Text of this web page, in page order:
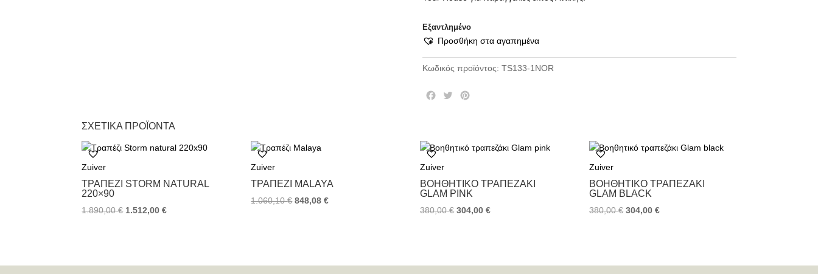
Εξαντλημένο
Προσθήκη στα αγαπημένα
Κωδικός προϊόντος: TS133-1NOR
o
k
e
s
t
ΣΧΕΤΙΚΆ ΠΡΟΪΌΝΤΑ
Zuiver
ΤΡΑΠΈΖΙ STORM NATURAL
220×90
1.890,00€ 1.512,00€
Zuiver
ΤΡΑΠΈΖΙ MALAYA
1.060,10€ 848,08€
Zuiver
ΒΟΗΘΗΤΙΚΌ ΤΡΑΠΕΖΆΚΙ
GLAM PINK
380,00€ 304,00€
Zuiver
ΒΟΗΘΗΤΙΚΌ ΤΡΑΠΕΖΆΚΙ
GLAM BLACK
380,00€ 304,00€